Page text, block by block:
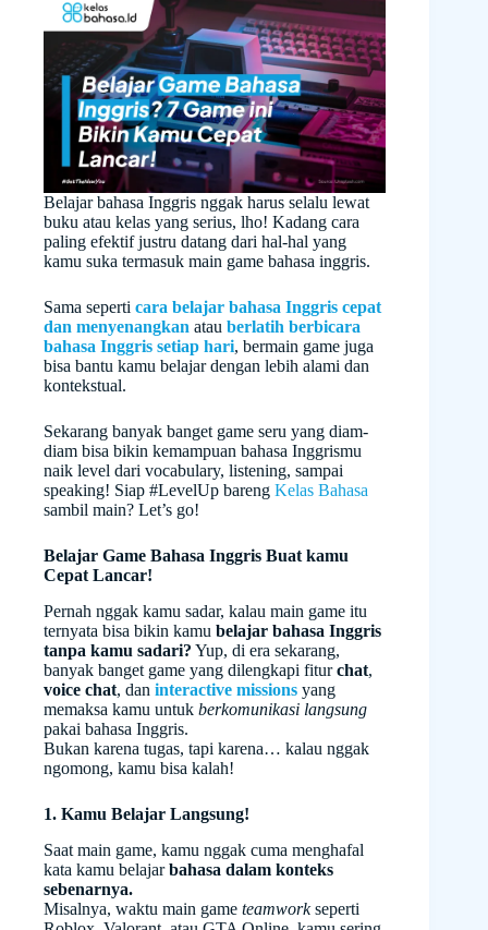
Belajar bahasa Inggris nggak harus selalu lewat
buku atau kelas yang serius, lho! Kadang cara
paling efektif justru datang dari hal-hal yang
kamu suka termasuk main game bahasa inggris.
Sama seperti cara belajar bahasa Inggris cepat
dan menyenangkan atau berlatih berbicara
bahasa Inggris setiap hari, bermain game juga
bisa bantu kamu belajar dengan lebih alami dan
kontekstual.
Sekarang banyak banget game seru yang diam-
diam bisa bikin kemampuan bahasa Inggrismu
naik level dari vocabulary, listening, sampai
speaking! Siap #LevelUp bareng Kelas Bahasa
sambil main? Let’s go!
Belajar Game Bahasa Inggris Buat kamu
Cepat Lancar!
Pernah nggak kamu sadar, kalau main game itu
ternyata bisa bikin kamu belajar bahasa Inggris
tanpa kamu sadari? Yup, di era sekarang,
banyak banget game yang dilengkapi fiturchat,
voice chat, dan interactive missions yang
memaksa kamu untuk berkomunikasi langsung
pakai bahasa Inggris.
Bukan karena tugas, tapi karena… kalau nggak
ngomong, kamu bisa kalah!
1. Kamu Belajar Langsung!
Saat main game, kamu nggak cuma menghafal
kata kamu belajarbahasa dalam konteks
sebenarnya.
Misalnya, waktu main game teamworkseperti